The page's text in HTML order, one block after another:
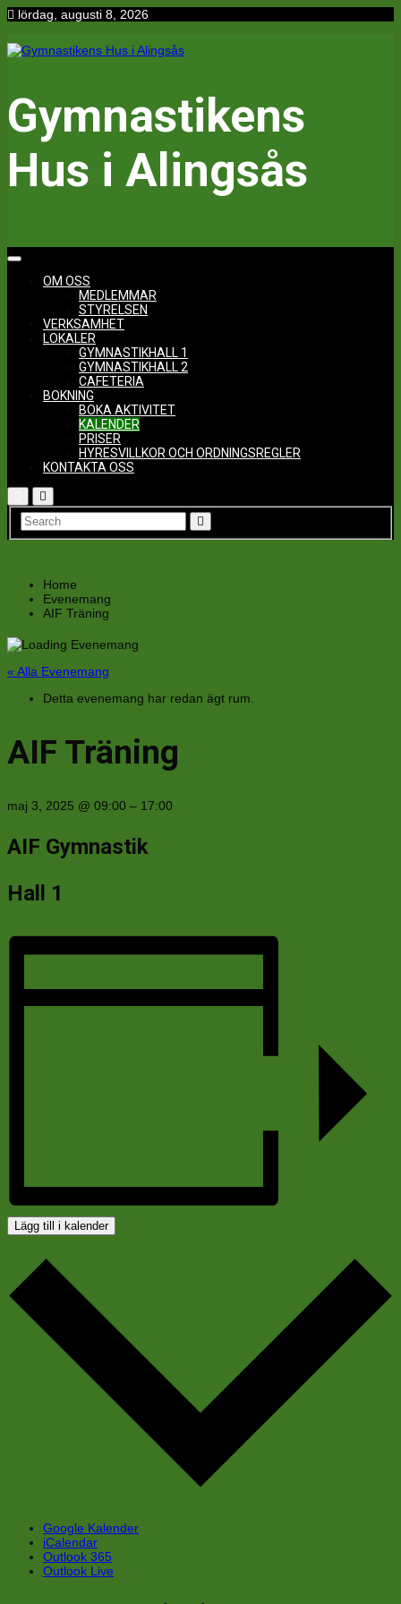
Hoppa
innehåll
lördag, augusti 8, 2026
Gymnastikens
Hus i Alingsås
OM OSS
MEDLEMMAR
STYRELSEN
VERKSAMHET
LOKALER
GYMNASTIKHALL 1
GYMNASTIKHALL 2
CAFETERIA
BOKNING
BOKA AKTIVITET
KALENDER
PRISER
HYRESVILLKOR OCH ORDNINGSREGLER
KONTAKTA OSS
Home
Evenemang
AIF Träning
« Alla Evenemang
Detta evenemang har redan ägt rum.
AIF Träning
maj 3, 2025 @ 09:00 – 17:00
AIF Gymnastik
Hall 1
Lägg till i kalender
Google Kalender
iCalendar
Outlook 365
Outlook Live